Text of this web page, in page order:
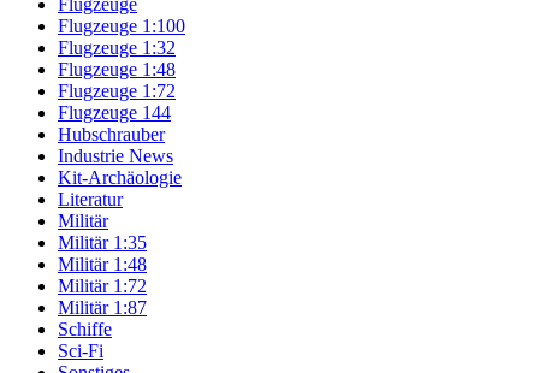
Flugzeuge
Flugzeuge 1:100
Flugzeuge 1:32
Flugzeuge 1:48
Flugzeuge 1:72
Flugzeuge 144
Hubschrauber
Industrie News
Kit-Archäologie
Literatur
Militär
Militär 1:35
Militär 1:48
Militär 1:72
Militär 1:87
Schiffe
Sci-Fi